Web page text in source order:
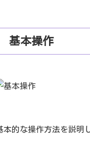
基本操作
本的な操作方法を説明